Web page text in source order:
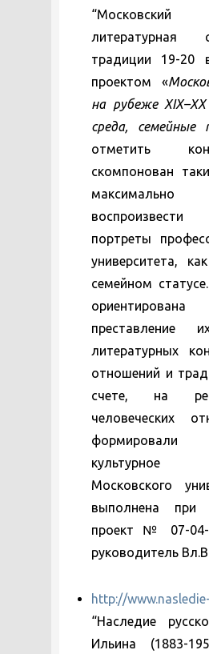
литературная
традиции 19-20
проектом «
на рубеже XIX–XX
среда, семейные
отметить
скомпонован
портреты
университета,
семейном
преставление
литературных
отношений и
счете, на
человеческих
культурное
Московского
выполнена при
проект № 07-04-
руководитель
http://
“Наследие
Ильина (1883-